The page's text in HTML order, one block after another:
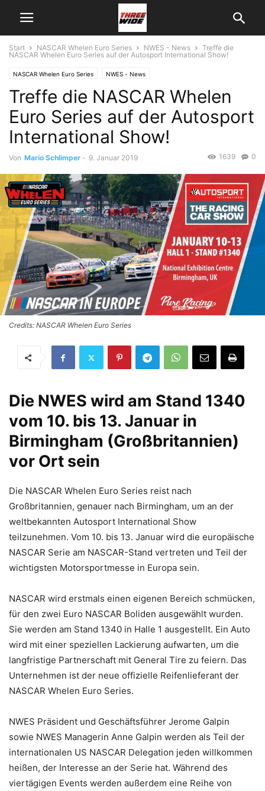
Start NASCAR Whelen Euro Series NWES - News
Treffe die
NASCAR Whelen Euro Series auf der Autosport International Show!
NASCAR Whelen Euro Series NWES - News
Treffe die NASCAR Whelen
Euro Series auf der Autosport
International Show!
Von Mario Schlimper - 9. Januar 2019 0
1639
Credits: NASCAR Whelen Euro Series
Die NWES wird am Stand 1340
vom 10. bis 13. Januar in
Birmingham (Großbritannien)
vor Ort sein
Die NASCAR Whelen Euro Series reist nach
Großbritannien, genauer nach Birmingham, um an der
weltbekannten Autosport International Show
teilzunehmen. Vom 10. bis 13. Januar wird die europäische
NASCAR Serie am NASCAR-Stand vertreten und Teil der
wichtigsten Motorsportmesse in Europa sein.
NASCAR wird erstmals einen eigenen Bereich schmücken,
für den zwei Euro NASCAR Boliden ausgewählt wurden.
Sie werden am Stand 1340 in Halle 1 ausgestellt. Ein Auto
wird mit einer speziellen Lackierung aufwarten, um die
langfristige Partnerschaft mit General Tire zu feiern. Das
Unternehmen ist der neue offizielle Reifenlieferant der
NASCAR Whelen Euro Series.
NWES Präsident und Geschäftsführer Jerome Galpin
sowie NWES Managerin Anne Galpin werden als Teil der
internationalen US NASCAR Delegation jeden willkommen
heißen, der Interesse an der Serie hat. Während des
viertägigen Events werden außerdem eine Reihe von